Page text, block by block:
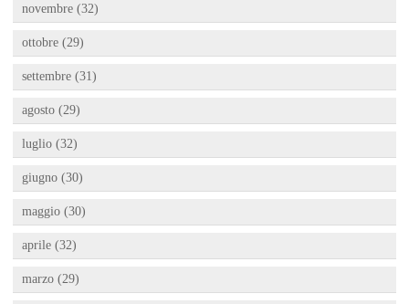
novembre (32)
ottobre (29)
settembre (31)
agosto (29)
luglio (32)
giugno (30)
maggio (30)
aprile (32)
marzo (29)